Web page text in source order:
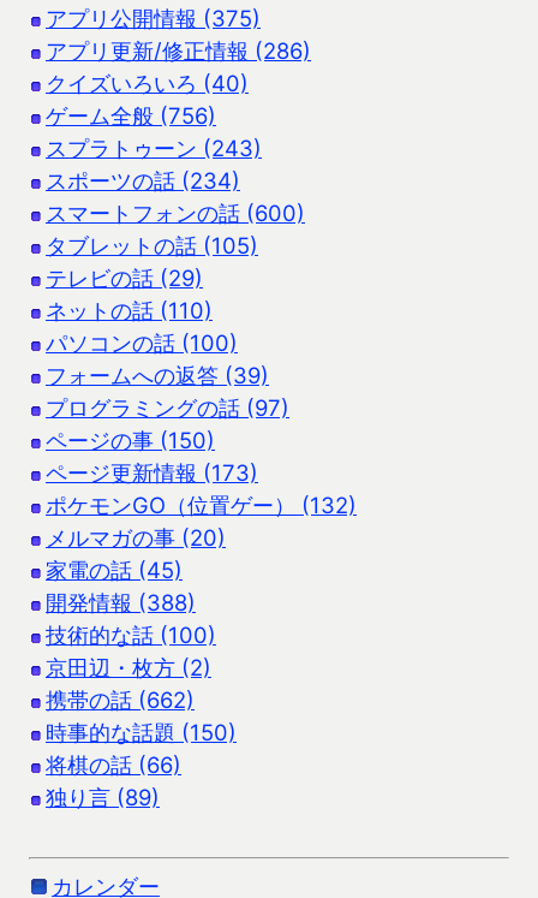
アプリ公開情報 (375)
アプリ更新/修正情報 (286)
クイズいろいろ (40)
ゲーム全般 (756)
スプラトゥーン (243)
スポーツの話 (234)
スマートフォンの話 (600)
タブレットの話 (105)
テレビの話 (29)
ネットの話 (110)
パソコンの話 (100)
フォームへの返答 (39)
プログラミングの話 (97)
ページの事 (150)
ページ更新情報 (173)
ポケモンGO（位置ゲー） (132)
メルマガの事 (20)
家電の話 (45)
開発情報 (388)
技術的な話 (100)
京田辺・枚方 (2)
携帯の話 (662)
時事的な話題 (150)
将棋の話 (66)
独り言 (89)
カレンダー